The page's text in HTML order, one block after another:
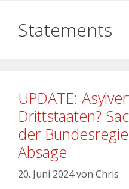
Statements
UPDATE:
Drittstaaten?
der
Absage
20. Juni 2024von Chris